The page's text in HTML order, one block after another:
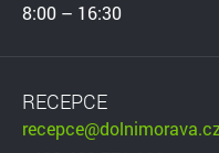
8:00 – 16:30
RECEPCE